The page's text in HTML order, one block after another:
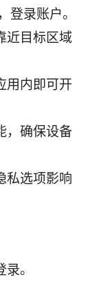
录账户。
近目标区域
用内即可开
，确保设备
私选项影响
。